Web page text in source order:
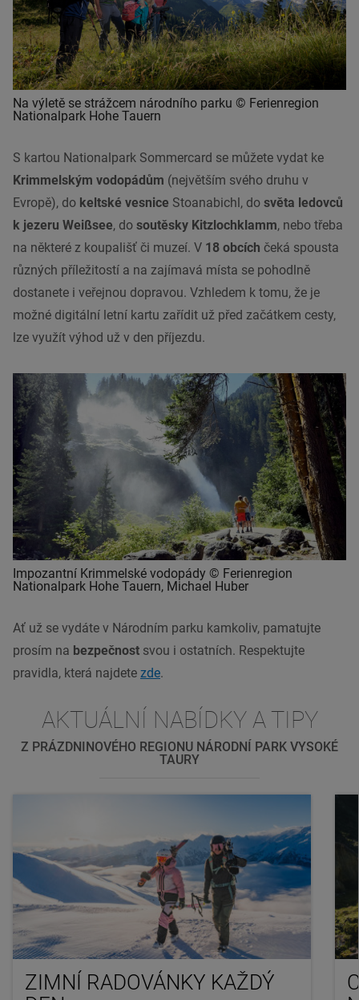
Na výletě se strážcem národního parku © Ferienregion
Nationalpark Hohe Tauern
S kartou Nationalpark Sommercard se můžete vydat ke
Krimmelským vodopádům (největším svého druhu v
Evropě), do keltské vesnice Stoanabichl, do světa ledovců
k jezeru Weißsee, do soutěsky Kitzlochklamm, nebo třeba
na některé z koupališť či muzeí. V 18 obcích čeká spousta
různých příležitostí a na zajímavá místa se pohodlně
dostanete i veřejnou dopravou. Vzhledem k tomu, že je
možné digitální letní kartu zařídit už před začátkem cesty,
lze využít výhod už v den příjezdu.
Impozantní Krimmelské vodopády © Ferienregion
Nationalpark Hohe Tauern, Michael Huber
Ať už se vydáte v Národním parku kamkoliv, pamatujte
prosím na bezpečnost svou i ostatních. Respektujte
pravidla, která najdete zde.
AKTUÁLNÍ NABÍDKY A TIPY
Z PRÁZDNINOVÉHO REGIONU NÁRODNÍ PARK VYSOKÉ
TAURY
ZIMNÍ RADOVÁNKY KAŽDÝ